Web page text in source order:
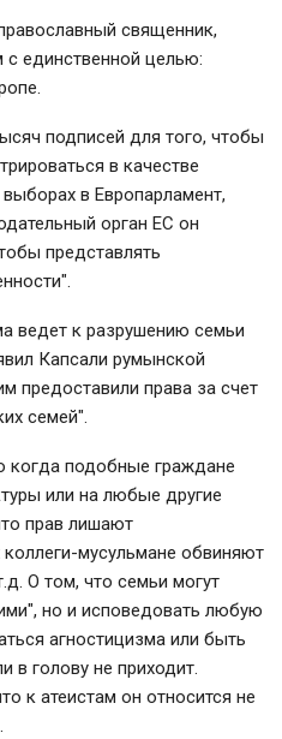
священник,
с единственной целью:
подписей для того, чтобы
в качестве
в Европарламент,
орган ЕС он
представлять
ведет к разрушению семьи
Капсали румынской
предоставили права за счет
семей".
когда подобные граждане
или на любые другие
прав лишают
мусульмане обвиняют
О том, что семьи могут
но и исповедовать любую
агностицизма или быть
в голову не приходит.
к атеистам он относится не